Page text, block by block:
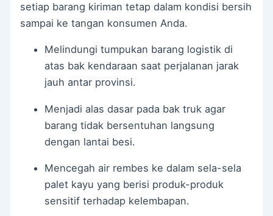
setiap barang kiriman tetap dalam kondisi bersih
sampai ke tangan konsumen Anda.
Melindungi tumpukan barang logistik di
atas bak kendaraan saat perjalanan jarak
jauh antar provinsi.
Menjadi alas dasar pada bak truk agar
barang tidak bersentuhan langsung
dengan lantai besi.
Mencegah air rembes ke dalam sela-sela
palet kayu yang berisi produk-produk
sensitif terhadap kelembapan.